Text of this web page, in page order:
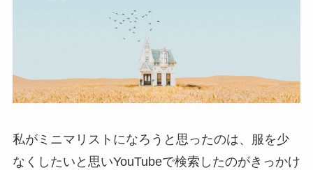
私がミニマリストになろうと思ったのは、服を少
なくしたいと思いYouTubeで検索したのがきっかけ